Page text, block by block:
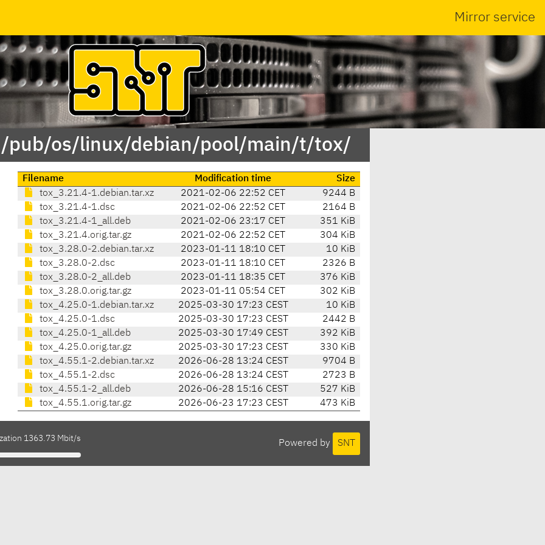
Mirror service
pub/os/linux/debian/pool/main/t/tox/
Filename Modification time
Size
tox_3.21.4-1.debian.tar.xz
2021-02-06 22:52 CET
9244 B
tox_3.21.4-1.dsc
2021-02-06 22:52 CET
2164 B
tox_3.21.4-1_all.deb
2021-02-06 23:17 CET
351 KiB
tox_3.21.4.orig.tar.gz
2021-02-06 22:52 CET
304 KiB
tox_3.28.0-2.debian.tar.xz
2023-01-11 18:10 CET
10 KiB
tox_3.28.0-2.dsc
2023-01-11 18:10 CET
2326 B
tox_3.28.0-2_all.deb
2023-01-11 18:35 CET
376 KiB
tox_3.28.0.orig.tar.gz
2023-01-11 05:54 CET
302 KiB
tox_4.25.0-1.debian.tar.xz
2025-03-30 17:23 CEST
10 KiB
tox_4.25.0-1.dsc
2025-03-30 17:23 CEST
2442 B
tox_4.25.0-1_all.deb
2025-03-30 17:49 CEST
392 KiB
tox_4.25.0.orig.tar.gz
2025-03-30 17:23 CEST
330 KiB
tox_4.55.1-2.debian.tar.xz
2026-06-28 13:24 CEST
9704 B
tox_4.55.1-2.dsc
2026-06-28 13:24 CEST
2723 B
tox_4.55.1-2_all.deb
2026-06-28 15:16 CEST
527 KiB
tox_4.55.1.orig.tar.gz
2026-06-23 17:23 CEST 473 KiB
Powered by SNT
1363.73 Mbit/s